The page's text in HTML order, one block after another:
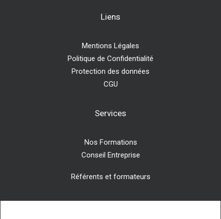
Liens
Mentions Légales
Politique de Confidentialité
Protection des données
CGU
Services
Nos Formations
Conseil Entreprise
Référents et formateurs